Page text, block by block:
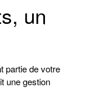
un
partie de votre
une gestion